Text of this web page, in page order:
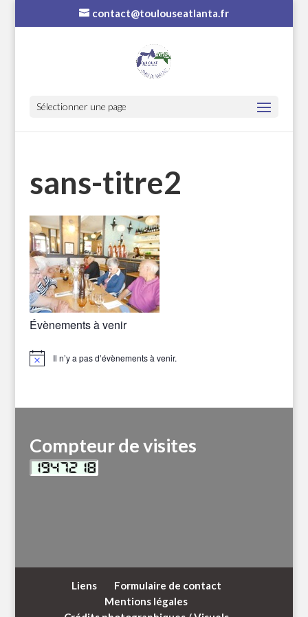
contact@toulouseatlanta.fr
Sélectionner une page
sans-titre2
Évènements à venir
Notice Il n’y a pas d’évènements à venir.
Compteur de visites
Liens
Formulaire de contact
Mentions légales